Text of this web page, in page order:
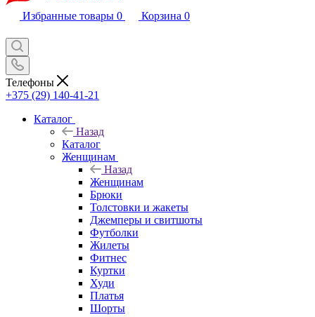
Избранные товары 0 Корзина 0
Телефоны
+375 (29) 140-41-21
Каталог
Назад
Каталог
Женщинам
Назад
Женщинам
Брюки
Толстовки и жакеты
Джемперы и свитшоты
Футболки
Жилеты
Фитнес
Куртки
Худи
Платья
Шорты